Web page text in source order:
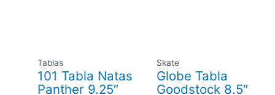
Tablas
101 Tabla Natas
Panther 9.25″
Skate
Globe Tabla
Goodstock 8.5″